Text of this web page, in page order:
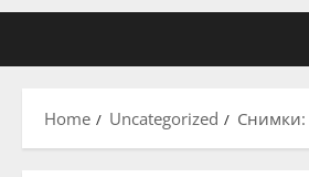
Home Uncategorized Снимки: